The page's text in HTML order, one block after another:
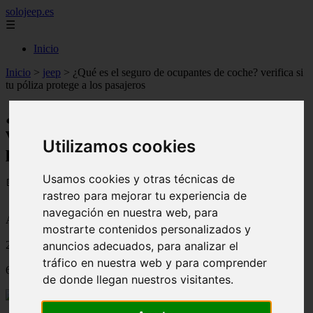
Utilizamos cookies
Usamos cookies y otras técnicas de
rastreo para mejorar tu experiencia de
navegación en nuestra web, para
mostrarte contenidos personalizados y
anuncios adecuados, para analizar el
tráfico en nuestra web y para comprender
de donde llegan nuestros visitantes.
solojeep.es
☰
Inicio
Inicio > jeep > ¿Qué es el seguro de ocupantes de coche? verifica si
tu póliza protege a los pasajeros
¿Qué es el seguro de ocupantes de coche?
verifica si tu póliza protege a los
pasajeros
📅 06/09/2025
Aseguradoras
2024-05-29
614